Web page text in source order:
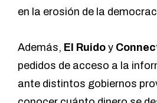
en la erosión de la
Además, El Ruido y
pedidos de acceso a la
ante distintos gobiernos